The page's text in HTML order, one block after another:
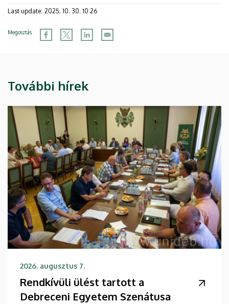
Last update: 2025. 10. 30. 10:26
Megosztás
További hírek
2026. augusztus 7.
Rendkívüli ülést tartott a
Debreceni Egyetem Szenátusa